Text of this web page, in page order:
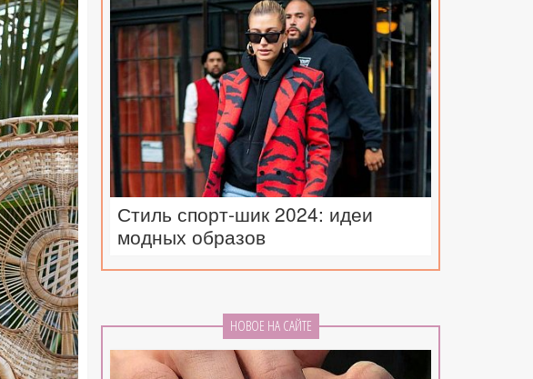
Стиль спорт-шик 2024: идеи
модных образов
НОВОЕ НА САЙТЕ